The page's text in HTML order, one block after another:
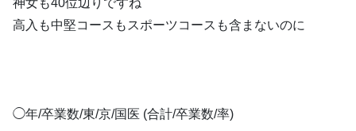
高入も中堅コースもスポーツコースも含まないのに
◯年/卒業数/東/京/国医 (合計/卒業数/率)